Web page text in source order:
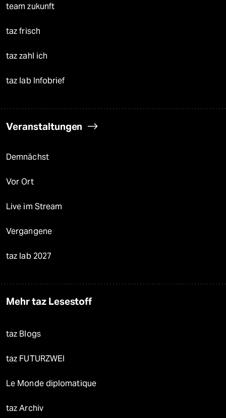
team zukunft
taz frisch
taz zahl ich
taz lab Infobrief
Veranstaltungen
Demnächst
Vor Ort
Live im Stream
Vergangene
taz lab 2027
Mehr taz Lesestoff
taz Blogs
taz FUTURZWEI
Le Monde diplomatique
taz Archiv